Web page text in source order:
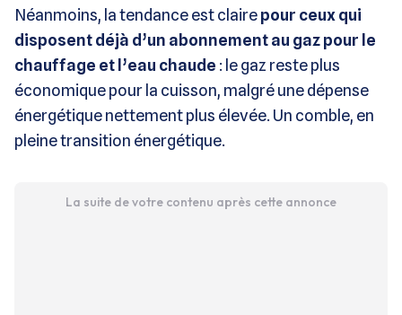
Néanmoins, la tendance est clairepour ceux qui
disposent déjà d’un abonnement au gaz pour le
chauffage et l’eau chaude : le gaz reste plus
économique pour la cuisson, malgré une dépense
énergétique nettement plus élevée. Un comble, en
pleine transition énergétique.
La suite de votre contenu après cette annonce